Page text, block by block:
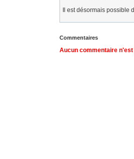
Il est désormais possible
Commentaires
Aucun commentaire